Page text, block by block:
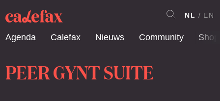
Agenda Calefax Nieuws Community Shop
NL EN
PEER GYNT SUITE